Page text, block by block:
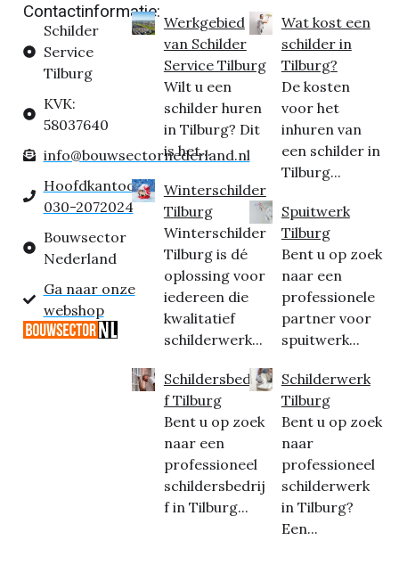
Contactinformatie:
Schilder
Service
Tilburg
KVK:
58037640
info@bouwsectornederland.nl
Hoofdkantoor:
030-2072024
Bouwsector
Nederland
Ga naar onze
webshop
Werkgebied
van Schilder
Service Tilburg
Wilt u een
schilder huren
in Tilburg? Dit
is het...
Winterschilder
Tilburg
Winterschilder
Tilburg is dé
oplossing voor
iedereen die
kwalitatief
schilderwerk...
Schildersbedrij
f Tilburg
Bent u op zoek
naar een
professioneel
schildersbedrij
f in Tilburg...
Wat kost een
schilder in
Tilburg?
De kosten
voor het
inhuren van
een schilder in
Tilburg...
Spuitwerk
Tilburg
Bent u op zoek
naar een
professionele
partner voor
spuitwerk...
Schilderwerk
Tilburg
Bent u op zoek
naar
professioneel
schilderwerk
in Tilburg?
Een...